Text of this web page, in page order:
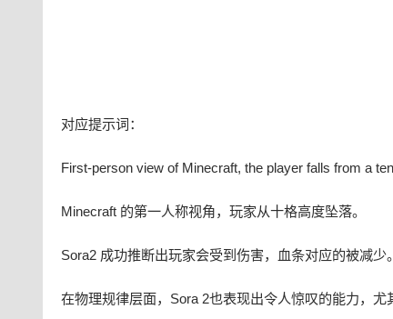
对应提示词：
First-person view of Minecraft, the player falls from a
Minecraft 的第一人称视角，玩家从十格高度坠落。
Sora2 成功推断出玩家会受到伤害，血条对应的被减少。
在物理规律层面，Sora 2也表现出令人惊叹的能力，尤